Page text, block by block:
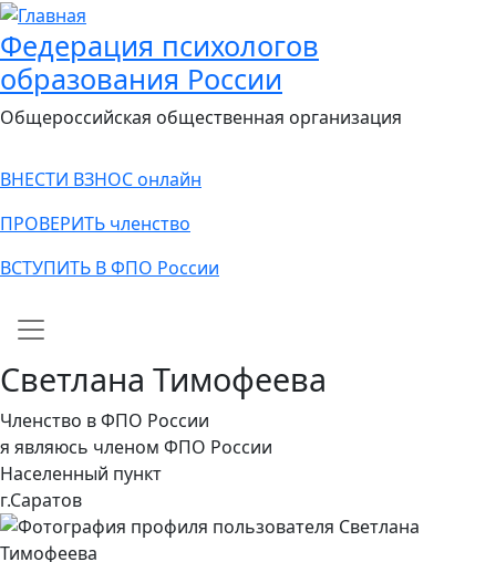
Федерация психологов
образования России
Общероссийская общественная организация
ВНЕСТИ ВЗНОС онлайн
ПРОВЕРИТЬ членство
ВСТУПИТЬ В ФПО России
Main navigation
Светлана Тимофеева
Членство в ФПО России
я являюсь членом ФПО России
Населенный пункт
г.Саратов